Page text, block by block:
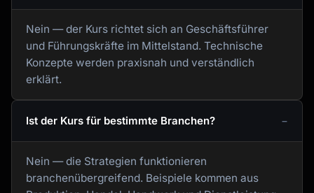
Nein — der Kurs richtet sich an Geschäftsführer
und Führungskräfte im Mittelstand. Technische
Konzepte werden praxisnah und verständlich
erklärt.
Ist der Kurs für bestimmte Branchen?
Nein — die Strategien funktionieren
branchenübergreifend. Beispiele kommen aus